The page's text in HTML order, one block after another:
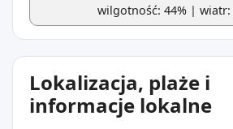
wilgotność: 44% | wiatr:
Lokalizacja, plaże i
informacje lokalne